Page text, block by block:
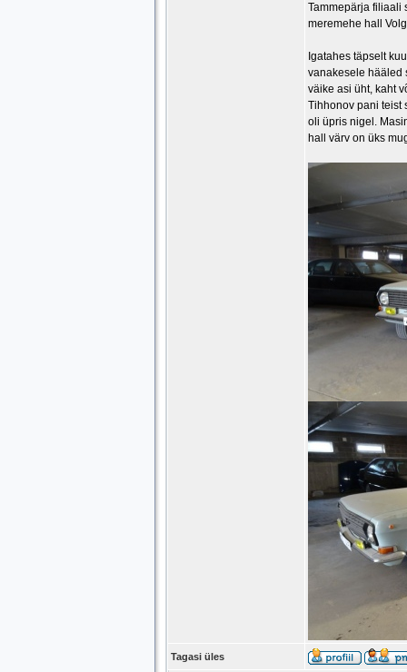
Tammepärja filiaali
meremehe hall
Igatahes täpselt
vanakesele hääled
väike asi üht, kaht
Tihhonov pani teist
oli üpris nigel.
hall värv on üks
Tagasi üles